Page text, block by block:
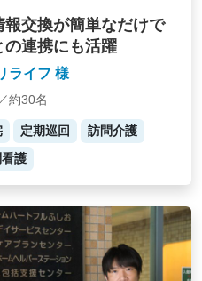
交換が簡単なだけで
連携にも活躍
ライフ 様
約30名
定期巡回
訪問介護
護